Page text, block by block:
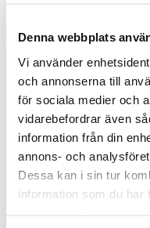
Denna webbplats
Vi använder
och annonserna till
för sociala medier och
vidarebefordrar även
information från din
annons- och
Dessa kan i sin tur
information som du har
Du planerar själv ditt
hinner med både
hjälp har du
introduktionen tar du del
Våra
Vi söker dig som: